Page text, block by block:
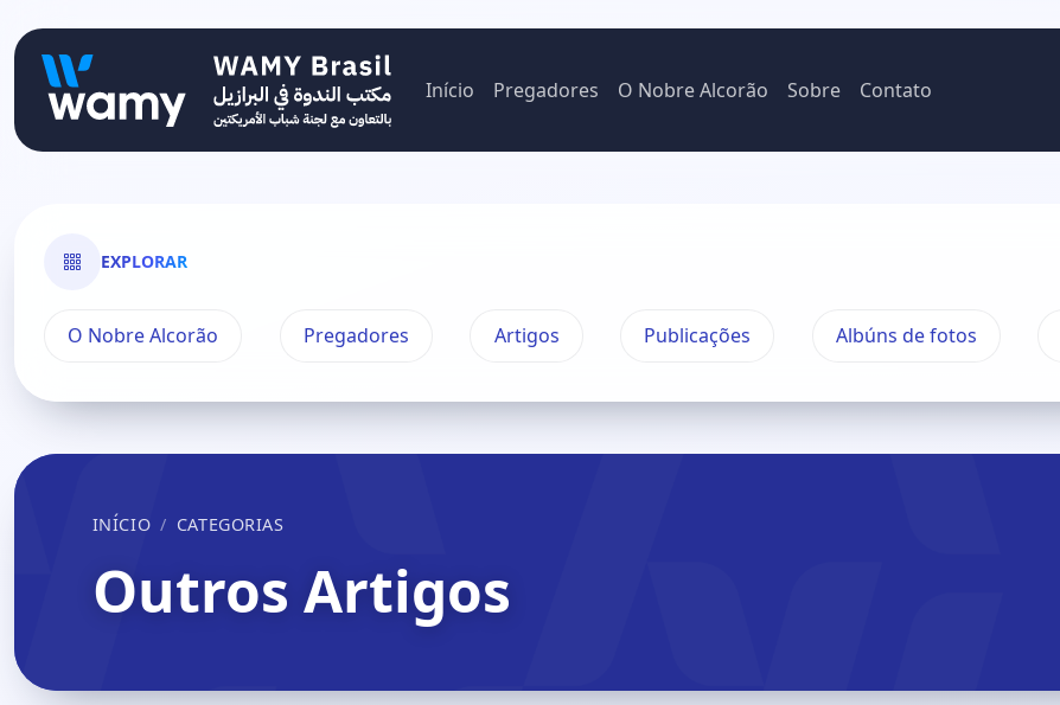
Início Pregadores O Nobre Alcorão Sobre Contato
EXPLORAR
O Nobre Alcorão Pregadores Artigos Publicações Albúns de fotos
INÍCIO CATEGORIAS
Outros Artigos